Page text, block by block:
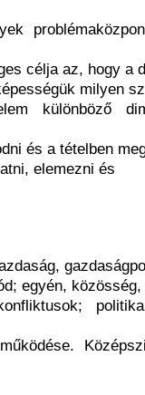
célja az, hogy a
milyen
különböző
és a tételben
elemezni és
egyén,